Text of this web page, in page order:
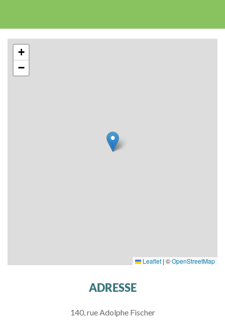
+
−
Leaflet | ©OpenStreetMap
ADRESSE
140, rue Adolphe Fischer